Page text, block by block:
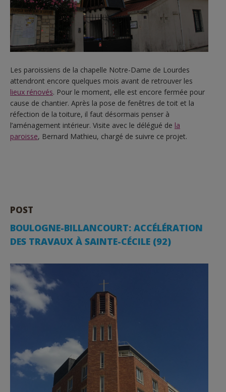
Les paroissiens de la chapelle Notre-Dame de Lourdes
attendront encore quelques mois avant de retrouver les
lieux rénovés. Pour le moment, elle est encore fermée pour
cause de chantier. Après la pose de fenêtres de toit et la
réfection de la toiture, il faut désormais penser à
l’aménagement intérieur. Visite avec le délégué de la
paroisse, Bernard Mathieu, chargé de suivre ce projet.
POST
BOULOGNE-BILLANCOURT: ACCÉLÉRATION
DES TRAVAUX À SAINTE-CÉCILE (92)